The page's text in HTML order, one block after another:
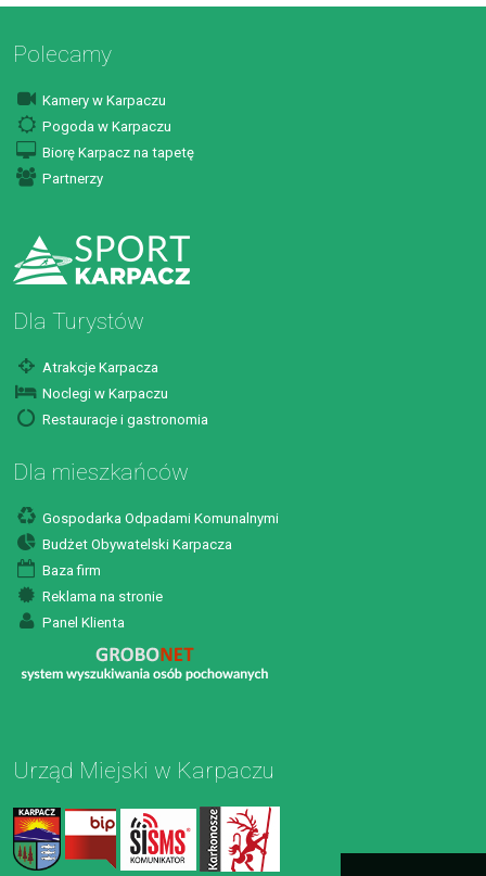
Polecamy
Kamery w Karpaczu
Pogoda w Karpaczu
Biorę Karpacz na tapetę
Partnerzy
Dla Turystów
Atrakcje Karpacza
Noclegi w Karpaczu
Restauracje i gastronomia
Dla mieszkańców
Gospodarka Odpadami Komunalnymi
Budżet Obywatelski Karpacza
Baza firm
Reklama na stronie
Panel Klienta
Urząd Miejski w Karpaczu